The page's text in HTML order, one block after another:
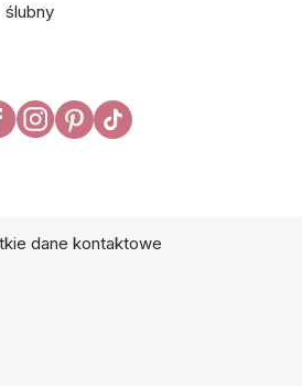
ślubny
dane kontaktowe